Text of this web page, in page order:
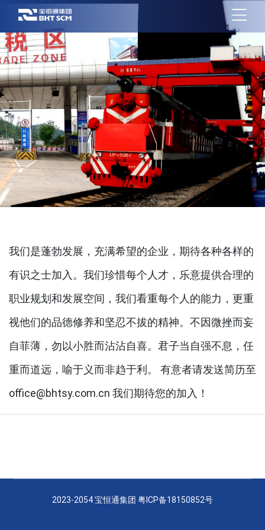
我们是蓬勃发展，充满希望的企业，期待各种各样的
有识之士加入。我们珍惜每个人才，乐意提供合理的
职业规划和发展空间，我们看重每个人的能力，更重
视他们的品德修养和坚忍不拔的精神。不因微挫而妄
自菲薄，勿以小胜而沾沾自喜。君子当自强不息，任
重而道远，喻于义而非趋于利。 有意者请发送简历至
office@bhtsy.com.cn 我们期待您的加入！
2023-2054 宝恒通集团 粤ICP备18150852号